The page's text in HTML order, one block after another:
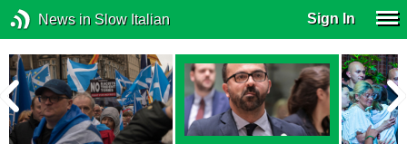
News in Slow Italian Sign In